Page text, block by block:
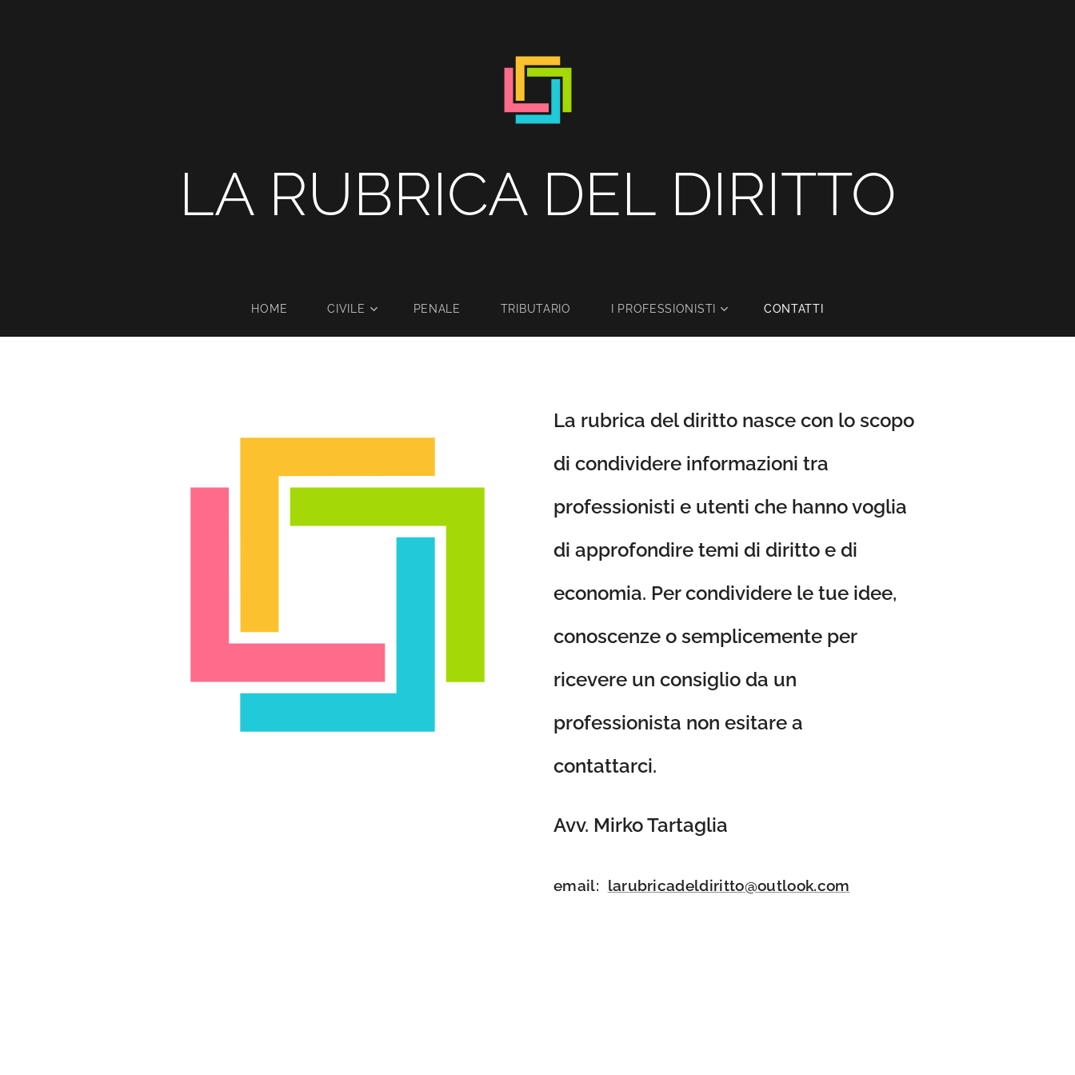
LA RUBRICA DEL DIRITTO
HOME CIVILE PENALE TRIBUTARIO I PROFESSIONISTI CONTATTI
La rubrica del diritto nasce con lo scopo
di condividere informazioni tra
professionisti e utenti che hanno voglia
di approfondire temi di diritto e di
economia. Per condividere le tue idee,
conoscenze o semplicemente per
ricevere un consiglio da un
professionista non esitare a
contattarci.
Avv. Mirko Tartaglia
email: larubricadeldiritto@outlook.com